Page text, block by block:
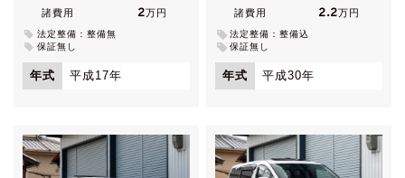
諸費用
2万円
法定整備：整備無
保証無し
年式 平成17年
諸費用
2.2万円
法定整備：整備込
保証無し
年式 平成30年